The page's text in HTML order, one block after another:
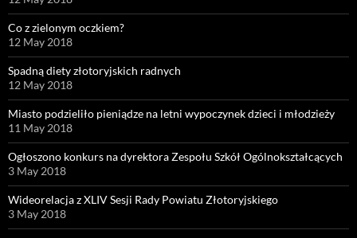
Co z zielonym oczkiem?
12 May 2018
Spadną diety złotoryjskich radnych
12 May 2018
Miasto podzieliło pieniądze na letni wypoczynek dzieci i młodzieży
11 May 2018
Ogłoszono konkurs na dyrektora Zespołu Szkół Ogólnokształcących
3 May 2018
Wideorelacja z XLIV Sesji Rady Powiatu Złotoryjskiego
3 May 2018